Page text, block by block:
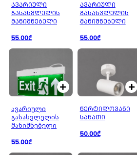
ᲐᲕᲐᲠᲘᲣᲚᲘ
ᲒᲐᲡᲐᲡᲕᲚᲔᲚᲘᲡ
ᲛᲐᲜᲘᲨᲜᲔᲑᲔᲚᲘ
55.00₾
ᲐᲕᲐᲠᲘᲣᲚᲘ
ᲒᲐᲡᲐᲡᲕᲚᲔᲚᲘᲡ
ᲛᲐᲜᲘᲨᲜᲔᲑᲔᲚᲘ
55.00₾
ავარიული
გასასვლელის
მანიშნებელი
55.00₾
ᲬᲔᲠᲢᲘᲚᲝᲕᲐᲜᲘ
ᲡᲐᲜᲐᲗᲘ
50.00₾